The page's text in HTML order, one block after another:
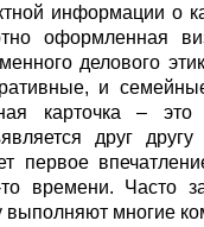
информации о
оформленная
делового
и
карточка –
друг
первое
то времени. Часто
выполняют многие